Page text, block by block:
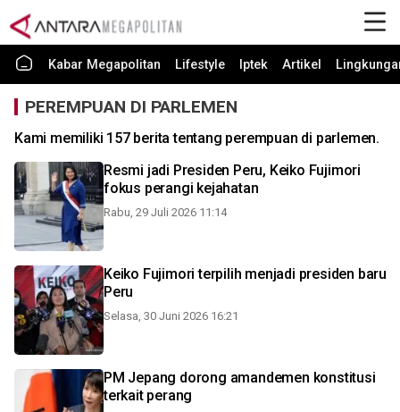
Kabar Megapolitan Lifestyle Iptek Artikel
PEREMPUAN DI PARLEMEN
Kami memiliki 157 berita tentang perempuan di parlemen.
Resmi jadi Presiden Peru, Keiko Fujimori
fokus perangi kejahatan
Rabu, 29 Juli 2026 11:14
Keiko Fujimori terpilih menjadi presiden baru
Peru
Selasa, 30 Juni 2026 16:21
PM Jepang dorong amandemen konstitusi
terkait perang